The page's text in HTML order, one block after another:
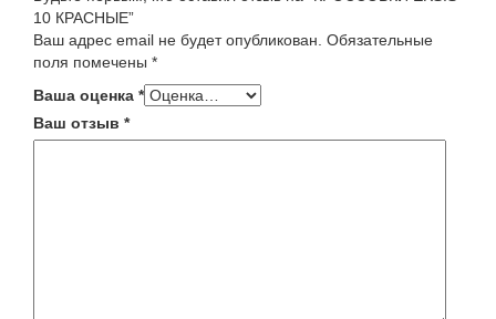
10 КРАСНЫЕ”
Ваш адрес email не будет опубликован. Обязательные
поля помечены *
Ваша оценка *
Ваш отзыв *